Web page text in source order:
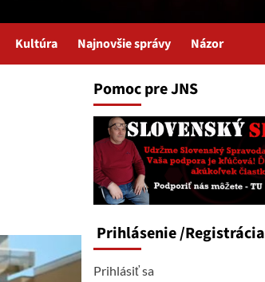
Kultúra Najnovšie správy Názor
Pomoc pre JNS
Prihlásenie/Registrácia
Prihlásiť sa